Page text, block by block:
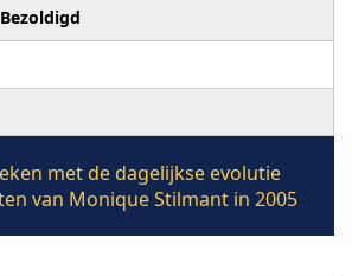
Bezoldigd
met de dagelijkse evolutie
van Monique Stilmant in 2005